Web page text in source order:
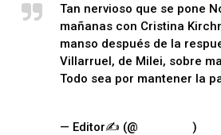
Tan nervioso que se pone
mañanas con Cristina
manso después de la
Villarruel, de Milei, sobre
Todo sea por mantener la
— Editor✍ (@ )